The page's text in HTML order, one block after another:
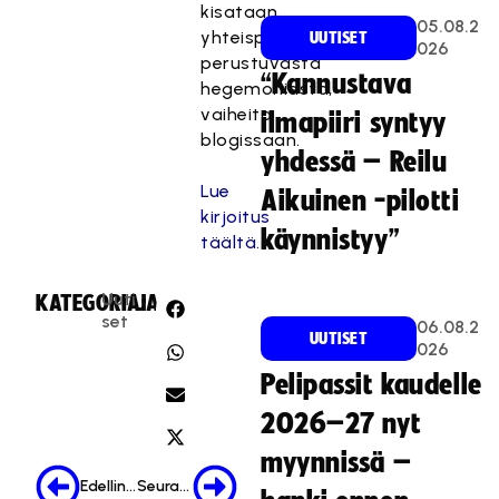
kisataan
yhteispisteisiin
perustuvasta
hegemoniasta,
vaiheita
blogissaan.
Lue
kirjoitus
täältä.
KATEGORIA:
Uuti
set
JAA:
Edellinen Seuraava
UUTISET
05.08.2
026
“Kannustava
ilmapiiri syntyy
yhdessä – Reilu
Aikuinen -pilotti
käynnistyy”
UUTISET
06.08.2
026
Pelipassit kaudelle
2026–27 nyt
myynnissä –